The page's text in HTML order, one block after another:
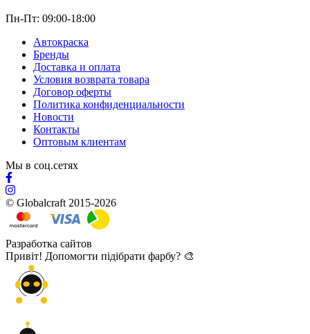
Пн-Пт: 09:00-18:00
Автокраска
Бренды
Доставка и оплата
Условия возврата товара
Договор оферты
Политика конфиденциальности
Новости
Контакты
Оптовым клиентам
Мы в соц.сетях
© Globalcraft 2015-2026
Разработка сайтов
Привіт! Допомогти підібрати фарбу? 🎨